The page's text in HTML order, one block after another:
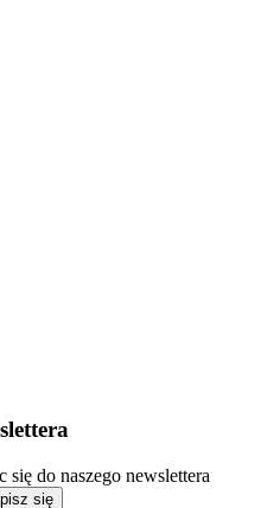
do naszego newslettera
się